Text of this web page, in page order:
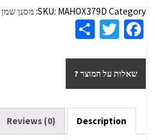
SKU: MAHOX379D Category: מסנן שמן
Fa
b
o
o
k
T
tt
er
ar
e
שאלות על המוצר ?
Description
Reviews (0)